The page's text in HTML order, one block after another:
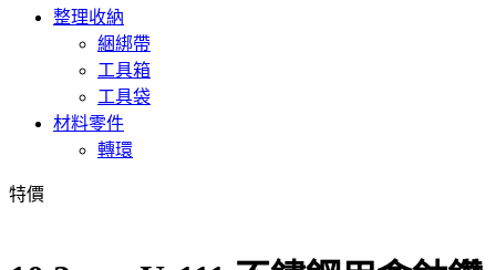
整理收納
綑綁帶
工具箱
工具袋
材料零件
轉環
特價